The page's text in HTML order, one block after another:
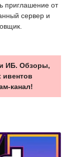
приглашение от
сервер и
ИБ. Обзоры,
ивентов
канал!